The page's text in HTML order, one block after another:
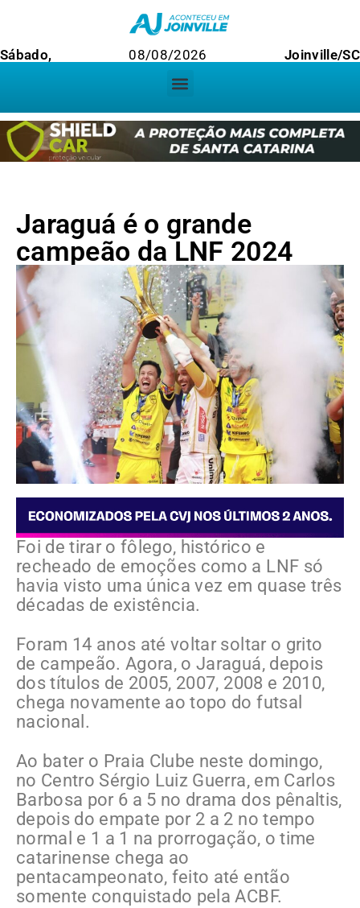
Sábado, 08/08/2026 Joinville/SC
Jaraguá é o grande
campeão da LNF 2024
Foi de tirar o fôlego, histórico e
recheado de emoções como a LNF só
havia visto uma única vez em quase três
décadas de existência.
Foram 14 anos até voltar soltar o grito
de campeão. Agora, o Jaraguá, depois
dos títulos de 2005, 2007, 2008 e 2010,
chega novamente ao topo do futsal
nacional.
Ao bater o Praia Clube neste domingo,
no Centro Sérgio Luiz Guerra, em Carlos
Barbosa por 6 a 5 no drama dos pênaltis,
depois do empate por 2 a 2 no tempo
normal e 1 a 1 na prorrogação, o time
catarinense chega ao
pentacampeonato, feito até então
somente conquistado pela ACBF.